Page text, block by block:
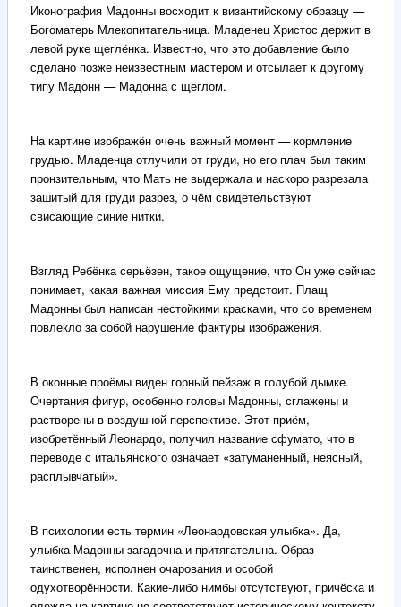
Иконография Мадонны восходит к византийскому образцу —
Богоматерь Млекопитательница. Младенец Христос держит в
левой руке щеглёнка. Известно, что это добавление было
сделано позже неизвестным мастером и отсылает к другому
типу Мадонн — Мадонна с щеглом.
На картине изображён очень важный момент — кормление
грудью. Младенца отлучили от груди, но его плач был таким
пронзительным, что Мать не выдержала и наскоро разрезала
зашитый для груди разрез, о чём свидетельствуют
свисающие синие нитки.
Взгляд Ребёнка серьёзен, такое ощущение, что Он уже сейчас
понимает, какая важная миссия Ему предстоит. Плащ
Мадонны был написан нестойкими красками, что со временем
повлекло за собой нарушение фактуры изображения.
В оконные проёмы виден горный пейзаж в голубой дымке.
Очертания фигур, особенно головы Мадонны, сглажены и
растворены в воздушной перспективе. Этот приём,
изобретённый Леонардо, получил название сфумато, что в
переводе с итальянского означает «затуманенный, неясный,
расплывчатый».
В психологии есть термин «Леонардовская улыбка». Да,
улыбка Мадонны загадочна и притягательна. Образ
таинственен, исполнен очарования и особой
одухотворённости. Какие-либо нимбы отсутствуют, причёска и